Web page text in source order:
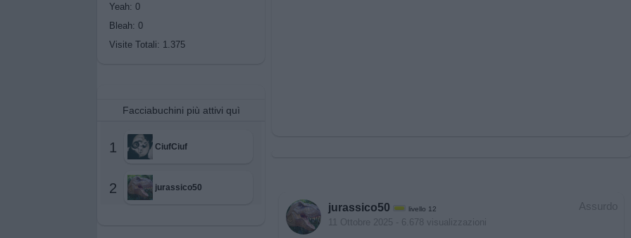
Yeah: 0
Bleah: 0
Visite Totali: 1.375
Facciabuchini più attivi quì
1 CiufCiuf
2 jurassico50
Assurdo
jurassico50 livello 12
11 Ottobre 2025 - 6.678 visualizzazioni